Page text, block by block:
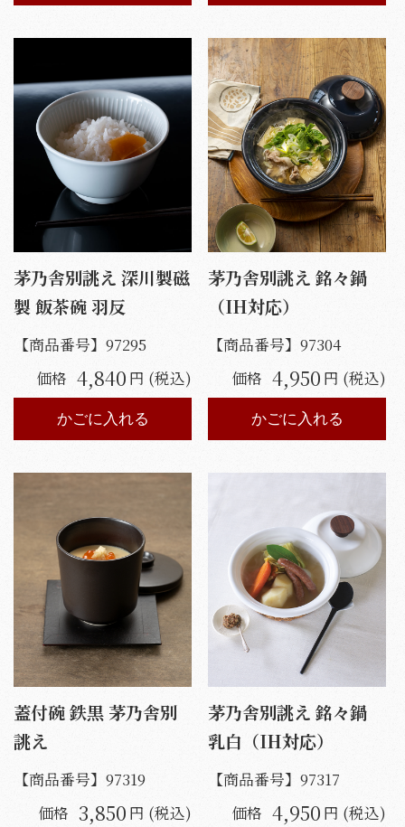
茅乃舎別誂え 深川製磁
製 飯茶碗 羽反
【商品番号】 97295
価格 4,840 円 (税込)
かごに入れる
茅乃舎別誂え 銘々鍋
（IH対応）
【商品番号】97304
価格 4,950 円 (税込)
かごに入れる
蓋付碗 鉄黒 茅乃舎別
誂え
【商品番号】 97319
価格 3,850 円 (税込)
茅乃舎別誂え 銘々鍋
乳白（IH対応）
【商品番号】97317
価格 4,950 円 (税込)